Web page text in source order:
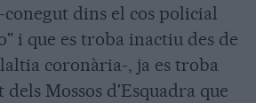
dins el cos policial
i que es troba inactiu des de
coronària-, ja es troba
Mossos d'Esquadra que